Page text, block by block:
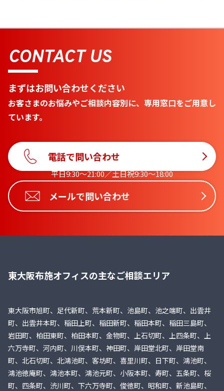
CONTACT US
まずはお問い合わせください
お客さまのお悩みやご相談内容別に、専用窓口をご用意し
ています。
電話で問い合わせ
平日9:30〜21:00／土日祝9:30〜18:00
メールで問い合わせ
東大阪布施オフィスの主なご相談エリア
東大阪市旭町、足代新町、荒本新町、池島町、池之端町、出雲井
町、出雲井本町、稲田上町、稲田新町、稲田本町、稲田三島町、
岩田町、柏田東町、柏田本町、金物町、上石切町、上四条町、上
六万寺町、河内町、川俣本町、神田町、岸田堂北町、岸田堂南
町、北石切町、北鴻池町、客坊町、喜里川町、日下町、鴻池町、
鴻池徳庵町、鴻池本町、鴻池元町、小阪本町、寿町、五条町、桜
町、四条町、渋川町、下六万寺町、俊徳町、昭和町、新池島町、